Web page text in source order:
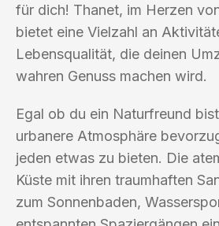
für dich! Thanet, im Herzen
bietet eine Vielzahl an
Lebensqualität, die deinen
wahren Genuss machen wird.
Egal ob du ein Naturfreund
urbanere Atmosphäre
jeden etwas zu bieten. Die
Küste mit ihren traumhaften
zum Sonnenbaden,